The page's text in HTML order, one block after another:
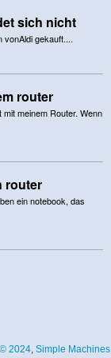
sich nicht
vonAldi gekauft....
router
meinem Router. Wenn
router
ein notebook, das
2024, Simple Machines